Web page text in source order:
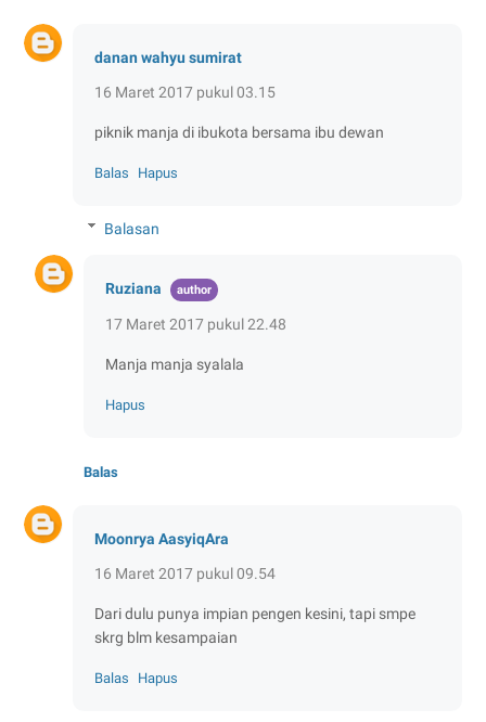
danan wahyu sumirat
16 Maret 2017 pukul 03.15
piknik manja di ibukota bersama ibu dewan
Balas Hapus
Balasan
Ruziana
17 Maret 2017 pukul 22.48
Manja manja syalala
Hapus
Balas
Moonrya AasyiqAra
16 Maret 2017 pukul 09.54
Dari dulu punya impian pengen kesini, tapi smpe
skrg blm kesampaian
Balas Hapus